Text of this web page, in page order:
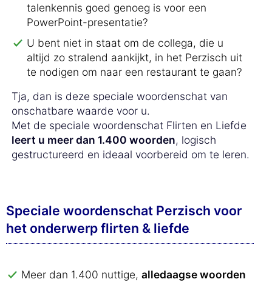
talenkennis goed genoeg is voor een
PowerPoint-presentatie?
U bent niet in staat om de collega, die u
altijd zo stralend aankijkt, in het Perzisch uit
te nodigen om naar een restaurant te gaan?
Tja, dan is deze speciale woordenschat van
onschatbare waarde voor u.
Met de speciale woordenschat Flirten en Liefde
leert u meer dan 1.400 woorden, logisch
gestructureerd en ideaal voorbereid om te leren.
Speciale woordenschat Perzisch voor
het onderwerp flirten & liefde
Meer dan 1.400 nuttige, alledaagse woorden